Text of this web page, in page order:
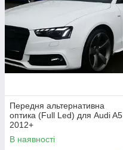
Передня альтернативна
оптика (Full Led) для Audi A5
2012+
В наявності